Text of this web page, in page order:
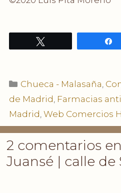
Categorías
Chueca - Malasaña,
de Madrid, Farmacias
Madrid, Web Comercios
2 comentarios
Juansé | calle de